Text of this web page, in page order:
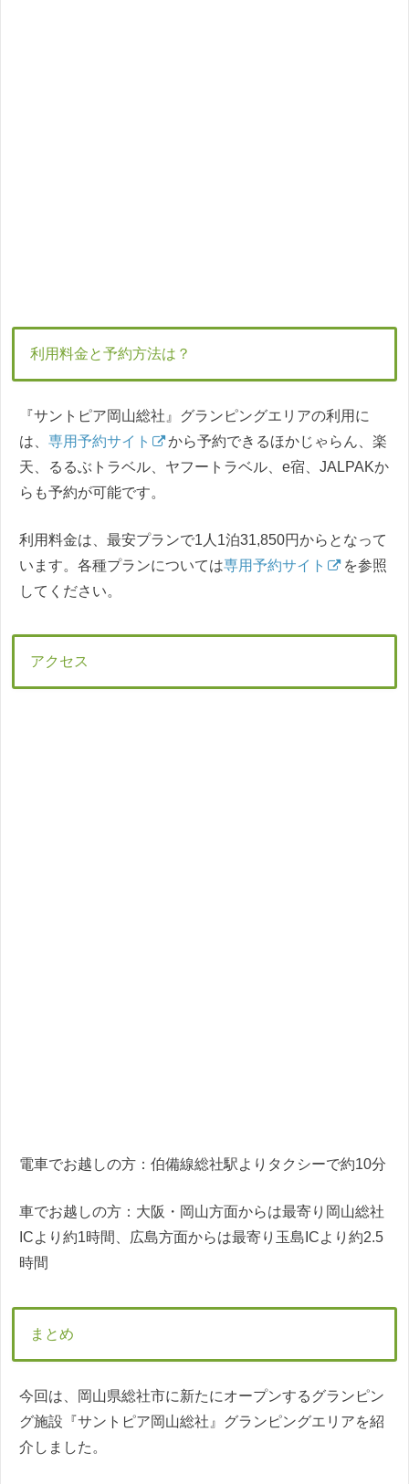
利用料金と予約方法は？
『サントピア岡山総社』グランピングエリアの利用に
は、 専用予約サイト
から予約できるほかじゃらん、楽
天、るるぶトラベル、ヤフートラベル、e宿、JALPAKか
らも予約が可能です。
利用料金は、最安プランで1人1泊31,850円からとなって
います。各種プランについては専用予約サイト
を参照
してください。
アクセス
電車でお越しの方：伯備線総社駅よりタクシーで約10分
車でお越しの方：大阪・岡山方面からは最寄り岡山総社
ICより約1時間、広島方面からは最寄り玉島ICより約2.5
時間
まとめ
今回は、岡山県総社市に新たにオープンするグランピン
グ施設『サントピア岡山総社』グランピングエリアを紹
介しました。